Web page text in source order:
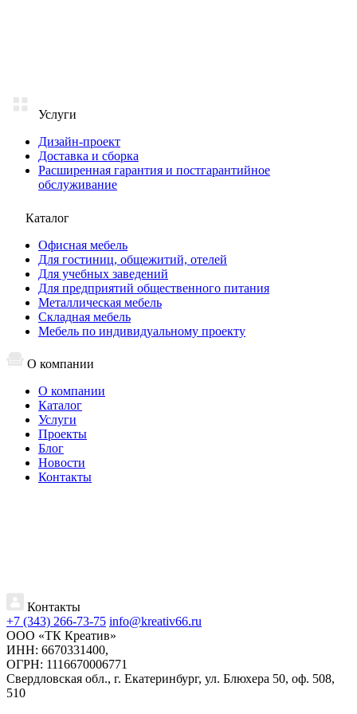
Услуги
Дизайн-проект
Доставка и сборка
Расширенная гарантия и постгарантийное
обслуживание
Каталог
Офисная мебель
Для гостиниц, общежитий, отелей
Для учебных заведений
Для предприятий общественного питания
Металлическая мебель
Складная мебель
Мебель по индивидуальному проекту
О компании
О компании
Каталог
Услуги
Проекты
Блог
Новости
Контакты
Контакты
+7 (343) 266-73-75 info@kreativ66.ru
ООО «ТК Креатив»
ИНН: 6670331400,
ОГРН: 1116670006771
Свердловская обл., г. Екатеринбург, ул. Блюхера 50, оф. 508,
510